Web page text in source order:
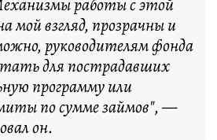
мой взгляд, прозрачны и
руководителям фонда
для пострадавших
программу или
по сумме займов", —
он.